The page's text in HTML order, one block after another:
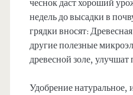
чеснок даст хороший
недель до высадки в
грядки вносят:
другие полезные
древесной золе, улучшат
Удобрение